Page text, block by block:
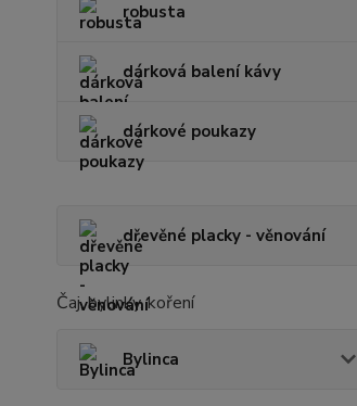
robusta
dárková balení kávy
dárkové poukazy
dřevěné placky - věnování
Čaj, bylinky, koření
Bylinca